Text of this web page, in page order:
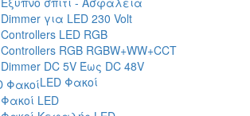
Dimmer για LED 230 Volt
Controllers LED RGB
Controllers RGB RGBW+WW+CCT
Dimmer DC 5V Έως DC 48V
LED Φακοί
Φακοί LED